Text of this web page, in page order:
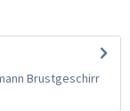
Brustgeschirr